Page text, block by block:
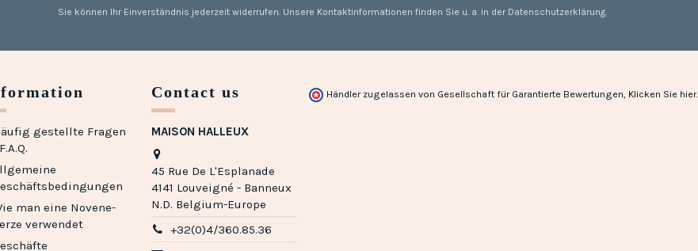
Sie können Ihr Einverständnis jederzeit widerrufen. Unsere Kontaktinformationen finden Sie u. a. in der Datenschutzerklärung.
gestellte Fragen
man eine Novene-
verwendet
Contact us
MAISON HALLEUX
45 Rue De L'Esplanade
4141 Louveigné - Banneux
N.D. Belgium-Europe
+32(0)4/360.85.36
Händler zugelassen von Gesellschaft für Garantierte Bewertungen, Klicken Sie hier.